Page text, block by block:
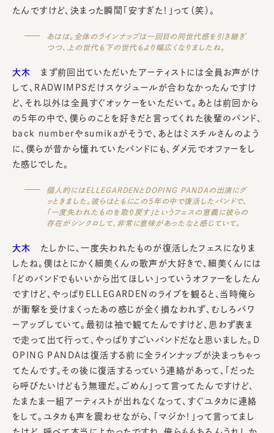
たんですけど、決まった瞬間「安すぎた！」って（笑）。
あはは。全体のラインナップは一回目の同世代感を引き継ぎ
つつ、上の世代も下の世代もより幅広くなりましたね。
大木
まず前回出ていただいたアーティストには全員お声がけ
して、RADWIMPSだけスケジュールが合わなかったんですけ
ど、それ以外は全員すぐオッケーをいただいて。あとは前回から
の5年の中で、僕らのことを好きだと言ってくれた後輩のバンド、
back numberやsumikaがそうで、あとはミスチルさんのよう
に、僕らが昔から憧れていたバンドにも、ダメ元でオファーをし
た感じでした。
個人的にはELLEGARDENとDOPING PANDAの出演にグ
ッときました。彼らはともにこの5年の中で復活したバンドで、
「一度失われたものを取り戻す」というフェスの意義に彼らの
存在がシンクロして、非常に意味があったなと感じていて。
大木
たしかに、一度失われたものが復活したフェスになりま
したね。僕はとにかく細美くんの歌声が大好きで、細美くんには
「どのバンドでもいいから出てほしい」っていうオファーをしたん
ですけど、やっぱりELLEGARDENのライブを観ると、当時俺ら
が衝撃を受けまくったあの感じが全く損なわれず、むしろパワ
ーアップしていて。最初は袖で観てたんですけど、思わず表ま
で走って出て行って、やっぱりすごいバンドだなと思いました。D
OPING PANDAは復活する前に全ラインナップが決まっちゃっ
てたんです。その後に復活するっていう連絡があって、「だった
ら呼びたいけどもう無理だ。ごめん」って言ってたんですけど、
たまたま一組アーティストが出れなくなって、すぐユタカに連絡
をして。ユタカも声を震わせながら、「マジか！」って言ってまし